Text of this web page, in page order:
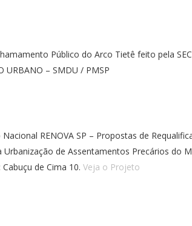
Público do Arco Tietê feito pela
URBANO – SMDU / PMSP
RENOVA SP – Propostas de
de Assentamentos Precários do
de Cima 10. Veja o Projeto